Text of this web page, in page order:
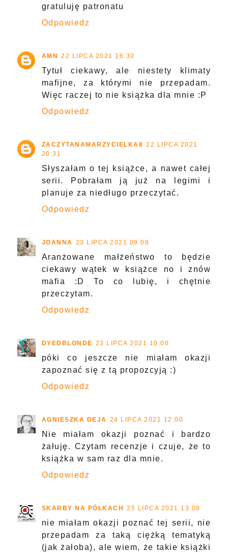
gratuluję patronatu
Odpowiedz
AMN 22 LIPCA 2021 16:30
Tytuł ciekawy, ale niestety klimaty
mafijne, za którymi nie przepadam.
Więc raczej to nie książka dla mnie :P
Odpowiedz
ZACZYTANAMARZYCIELKA8 22 LIPCA 2021
20:31
Słyszałam o tej książce, a nawet całej
serii. Pobrałam ją już na legimi i
planuje za niedługo przeczytać.
Odpowiedz
JOANNA 23 LIPCA 2021 09:08
Aranżowane małżeństwo to będzie
ciekawy wątek w książce no i znów
mafia :D To co lubię, i chętnie
przeczytam.
Odpowiedz
DYEDBLONDE 23 LIPCA 2021 10:00
póki co jeszcze nie miałam okazji
zapoznać się z tą propozcyją :)
Odpowiedz
AGNIESZKA DEJA 24 LIPCA 2021 12:00
Nie miałam okazji poznać i bardzo
żałuję. Czytam recenzje i czuje, że to
książka w sam raz dla mnie.
Odpowiedz
SKARBY NA PÓŁKACH 25 LIPCA 2021 13:08
nie miałam okazji poznać tej serii, nie
przepadam za taką ciężką tematyką
(jak żałoba), ale wiem, że takie książki